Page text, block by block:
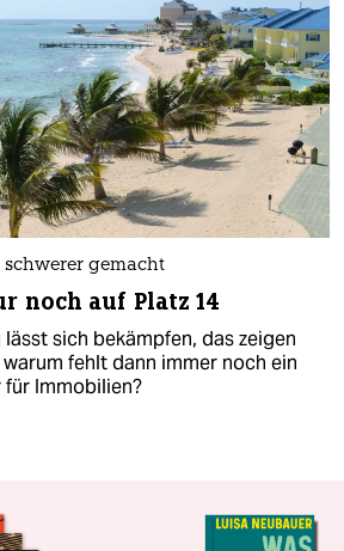
gemacht
noch auf Platz 14
sich bekämpfen, das zeigen
fehlt dann immer noch ein
Immobilien?